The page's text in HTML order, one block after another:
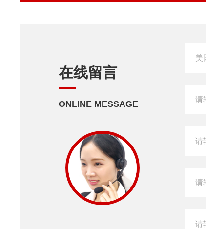
在线留言
ONLINE MESSAGE